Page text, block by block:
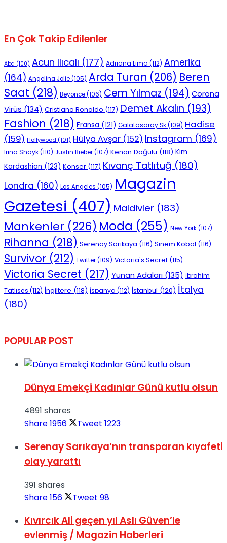
En Çok Takip Edilenler
Abd (100) Acun Ilıcalı (177) Adriana Lima (112) Amerika
(164) Angelina Jolie(105) Arda Turan (206) Beren
Saat (218) Beyonce(106) Cem Yılmaz (194) Corona
Virüs (134) Cristiano Ronaldo (117) Demet Akalın (193)
Fashion (218) Fransa (121) Galatasaray Sk(109) Hadise
(159) Hollywood (101) Hülya Avşar (152) Instagram (169)
Irina Shayk(110) Justin Bieber(107) Kenan Doğulu (118) Kim
Kardashian (123) Konser (117) Kıvanç Tatlıtuğ (180)
Londra (160) Los Angeles (105) Magazin
Gazetesi (407) Maldivler (183)
Mankenler (226) Moda (255) New York(107)
Rihanna (218) Serenay Sarıkaya (116) Sinem Kobal (116)
Survivor (212) Twitter(109) Victoria's Secret (115)
Victoria Secret (217) Yunan Adaları (135) İbrahim
Tatlıses (112) İngiltere (118) İspanya (112) İstanbul (120) İtalya
(180)
POPULAR POST
Dünya Emekçi Kadınlar Günü kutlu olsun
4891 shares
Share1956 Tweet 1223
Serenay Sarıkaya’nın transparan kıyafeti
olay yarattı
391 shares
Share156 Tweet 98
Kıvırcık Ali geçen yıl Aslı Güven’le
evlenmiş / Magazin Haberleri